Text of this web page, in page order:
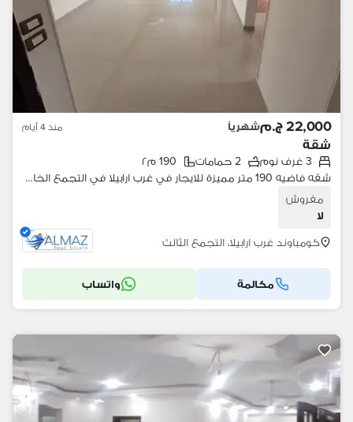
22,000 ج.م شهرياً منذ 4 أيام
شقة
3 غرف نوم 2 حمامات
190 م٢
شقه فاضيه 190 متر مميزة للايجار في غرب ارابيلا في التجمع الخامس بالقرب من المحاور الرئيسية
مفروش
لا
كومباوند غرب ارابيلا، التجمع الثالث
مكالمة واتساب